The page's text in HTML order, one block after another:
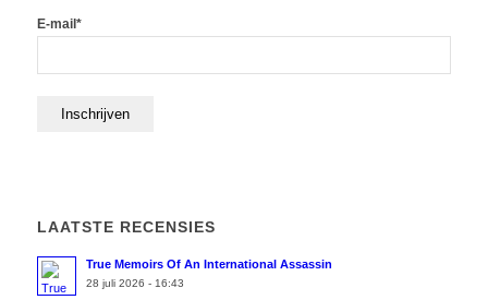
E-mail*
LAATSTE RECENSIES
True Memoirs Of An International Assassin
28 juli 2026 - 16:43